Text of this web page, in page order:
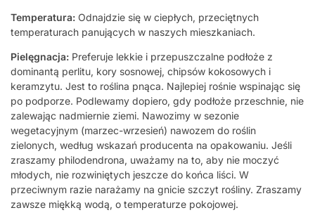
Temperatura: Odnajdzie się w ciepłych, przeciętnych
temperaturach panujących w naszych mieszkaniach.
Pielęgnacja: Preferuje lekkie i przepuszczalne podłoże z
dominantą perlitu, kory sosnowej, chipsów kokosowych i
keramzytu. Jest to roślina pnąca. Najlepiej rośnie wspinając się
po podporze. Podlewamy dopiero, gdy podłoże przeschnie, nie
zalewając nadmiernie ziemi. Nawozimy w sezonie
wegetacyjnym (marzec-wrzesień) nawozem do roślin
zielonych, według wskazań producenta na opakowaniu. Jeśli
zraszamy philodendrona, uważamy na to, aby nie moczyć
młodych, nie rozwiniętych jeszcze do końca liści. W
przeciwnym razie narażamy na gnicie szczyt rośliny. Zraszamy
zawsze miękką wodą, o temperaturze pokojowej.